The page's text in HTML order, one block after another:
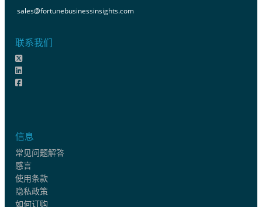
sales@fortunebusinessinsights.com
联系我们
信息
常见问题解答
感言
使用条款
隐私政策
如何订购